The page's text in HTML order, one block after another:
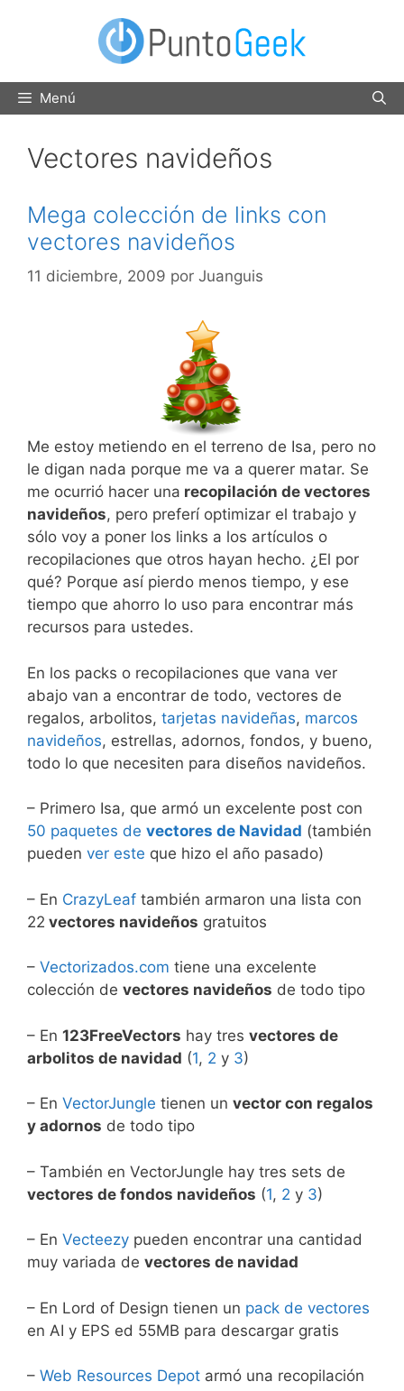
Menú
Vectores navideños
Mega colección de links con
vectores navideños
11 diciembre, 2009 por Juanguis
Me estoy metiendo en el terreno de Isa, pero no
le digan nada porque me va a querer matar. Se
me ocurrió hacer una recopilación de vectores
navideños, pero preferí optimizar el trabajo y
sólo voy a poner los links a los artículos o
recopilaciones que otros hayan hecho. ¿El por
qué? Porque así pierdo menos tiempo, y ese
tiempo que ahorro lo uso para encontrar más
recursos para ustedes.
En los packs o recopilaciones que vana ver
abajo van a encontrar de todo, vectores de
regalos, arbolitos, tarjetas navideñas, marcos
navideños, estrellas, adornos, fondos, y bueno,
todo lo que necesiten para diseños navideños.
– Primero Isa, que armó un excelente post con
50 paquetes de vectores de Navidad (también
pueden ver este que hizo el año pasado)
– En CrazyLeaf también armaron una lista con
22 vectores navideños gratuitos
– Vectorizados.com tiene una excelente
colección de vectores navideños de todo tipo
– En 123FreeVectors hay tres vectores de
arbolitos de navidad (1, 2 y 3)
– En VectorJungle tienen un vector con regalos
y adornos de todo tipo
– También en VectorJungle hay tres sets de
vectores de fondos navideños (1, 2 y 3)
– En Vecteezy pueden encontrar una cantidad
muy variada de vectores de navidad
– En Lord of Design tienen un pack de vectores
en AI y EPS ed 55MB para descargar gratis
– Web Resources Depot armó una recopilación